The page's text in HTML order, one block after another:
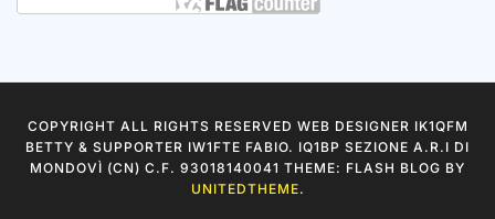
COPYRIGHT ALL RIGHTS RESERVED WEB DESIGNER IK1QFM
BETTY & SUPPORTER IW1FTE FABIO. IQ1BP SEZIONE A.R.I DI
MONDOVÌ (CN) C.F. 93018140041 THEME: FLASH BLOG BY
UNITEDTHEME.